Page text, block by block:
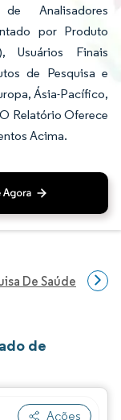
Analisadores
por Produto
Usuários Finais
de Pesquisa e
Ásia-Pacífico,
Relatório Oferece
Acima.
De Saúde
de
Ações